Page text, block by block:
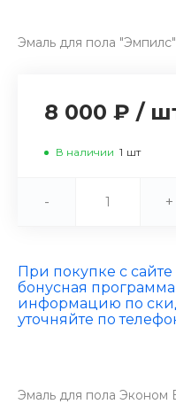
Эмаль для пола
8 000 ₽ /
В наличии 1 шт
- +
При покупке с сайте
бонусная
информацию по
уточняйте по
Эмаль для пола Эконом